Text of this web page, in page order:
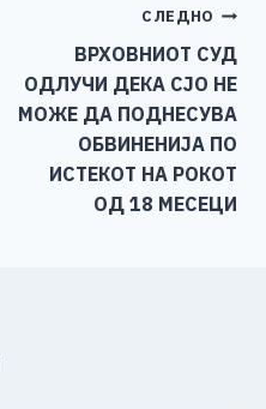
p
Li
n
k
СЛЕДНО
ВРХОВНИОТ СУД
ОДЛУЧИ ДЕКА СЈО НЕ
МОЖЕ ДА ПОДНЕСУВА
ОБВИНЕНИЈА ПО
ИСТЕКОТ НА РОКОТ
ОД 18 МЕСЕЦИ